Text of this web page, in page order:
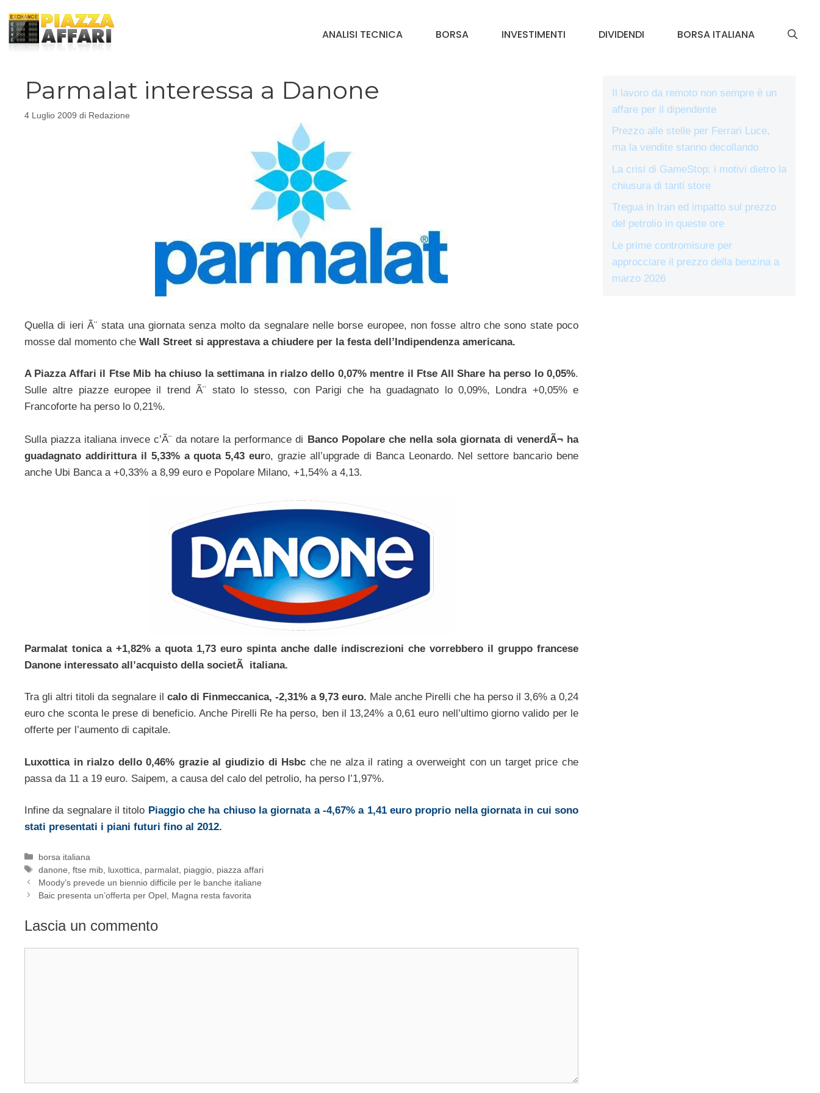
contenuto
ANALISI TECNICA BORSA INVESTIMENTI DIVIDENDI BORSA ITALIANA
Parmalat interessa a Danone
4 Luglio 2009 di Redazione
Quella di ieri Ã¨ stata una giornata senza molto da segnalare nelle borse europee, non fosse altro che sono state poco
mosse dal momento che Wall Street si apprestava a chiudere per la festa dell’Indipendenza americana.
A Piazza Affari il Ftse Mib ha chiuso la settimana in rialzo dello 0,07% mentre il Ftse All Share ha perso lo 0,05%.
Sulle altre piazze europee il trend Ã¨ stato lo stesso, con Parigi che ha guadagnato lo 0,09%, Londra +0,05% e
Francoforte ha perso lo 0,21%.
Sulla piazza italiana invece c’Ã¨ da notare la performance di Banco Popolare che nella sola giornata di venerdÃ¬ ha
guadagnato addirittura il 5,33% a quota 5,43 euro, grazie all’upgrade di Banca Leonardo. Nel settore bancario bene
anche Ubi Banca a +0,33% a 8,99 euro e Popolare Milano, +1,54% a 4,13.
Parmalat tonica a +1,82% a quota 1,73 euro spinta anche dalle indiscrezioni che vorrebbero il gruppo francese
Danone interessato all’acquisto della societÃ italiana.
Tra gli altri titoli da segnalare il calo di Finmeccanica, -2,31% a 9,73 euro. Male anche Pirelli che ha perso il 3,6% a 0,24
euro che sconta le prese di beneficio. Anche Pirelli Re ha perso, ben il 13,24% a 0,61 euro nell’ultimo giorno valido per le
offerte per l’aumento di capitale.
Luxottica in rialzo dello 0,46% grazie al giudizio di Hsbc che ne alza il rating a overweight con un target price che
passa da 11 a 19 euro. Saipem, a causa del calo del petrolio, ha perso l’1,97%.
Infine da segnalare il titolo Piaggio che ha chiuso la giornata a -4,67% a 1,41 euro proprio nella giornata in cui sono
stati presentati i piani futuri fino al 2012.
Categorie
borsa italiana
Tag
danone ,ftse mib luxottica parmalat piaggio piazza affari
Moody’s prevede un biennio difficile per le banche italiane
Baic presenta un’offerta per Opel, Magna resta favorita
Lascia un commento
Il lavoro da remoto non sempre è un
affare per il dipendente
Prezzo alle stelle per Ferrari Luce,
ma la vendite stanno decollando
La crisi di GameStop: i motivi dietro la
chiusura di tanti store
Tregua in Iran ed impatto sul prezzo
del petrolio in queste ore
Le prime contromisure per
approcciare il prezzo della benzina a
marzo 2026